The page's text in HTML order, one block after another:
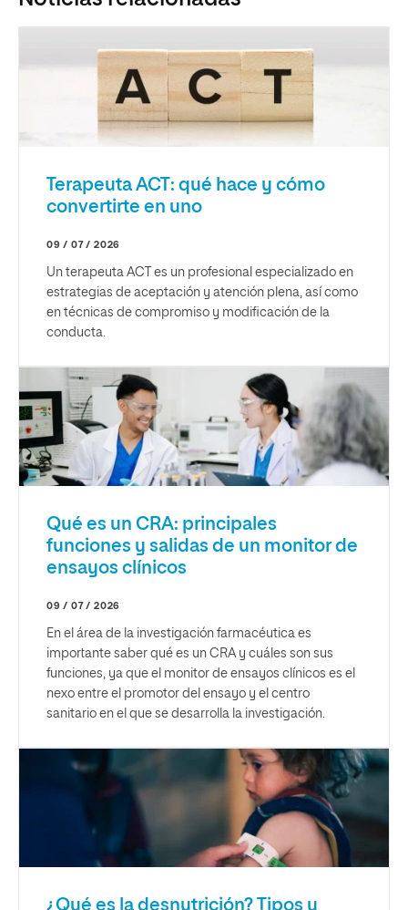
Terapeuta ACT: qué hace y cómo
convertirte en uno
09 / 07 / 2026
Un terapeuta ACT es un profesional especializado en
estrategias de aceptación y atención plena, así como
en técnicas de compromiso y modificación de la
conducta.
Qué es un CRA: principales
funciones y salidas de un monitor de
ensayos clínicos
09 / 07 / 2026
En el área de la investigación farmacéutica es
importante saber qué es un CRA y cuáles son sus
funciones, ya que el monitor de ensayos clínicos es el
nexo entre el promotor del ensayo y el centro
sanitario en el que se desarrolla la investigación.
¿Qué es la desnutrición? Tipos y